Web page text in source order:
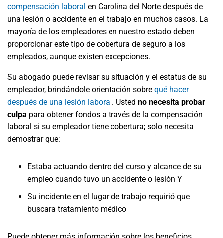
compensación laboral en Carolina del Norte después de
una lesión o accidente en el trabajo en muchos casos. La
mayoría de los empleadores en nuestro estado deben
proporcionar este tipo de cobertura de seguro a los
empleados, aunque existen excepciones.
Su abogado puede revisar su situación y el estatus de su
empleador, brindándole orientación sobre qué hacer
después de una lesión laboral. Usted no necesita probar
culpa para obtener fondos a través de la compensación
laboral si su empleador tiene cobertura; solo necesita
demostrar que:
Estaba actuando dentro del curso y alcance de su
empleo cuando tuvo un accidente o lesión Y
Su incidente en el lugar de trabajo requirió que
buscara tratamiento médico